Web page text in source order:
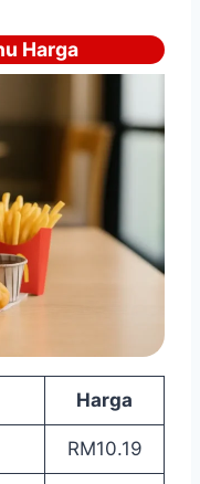
Harga
Harga
RM10.19